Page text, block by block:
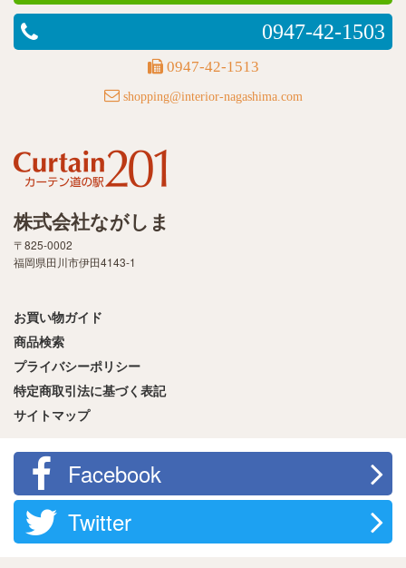
0947-42-1503
0947-42-1513
shopping@interior-nagashima.com
株式会社ながしま
〒825-0002
福岡県田川市伊田4143-1
お買い物ガイド
商品検索
プライバシーポリシー
特定商取引法に基づく表記
サイトマップ
Facebook
Twitter